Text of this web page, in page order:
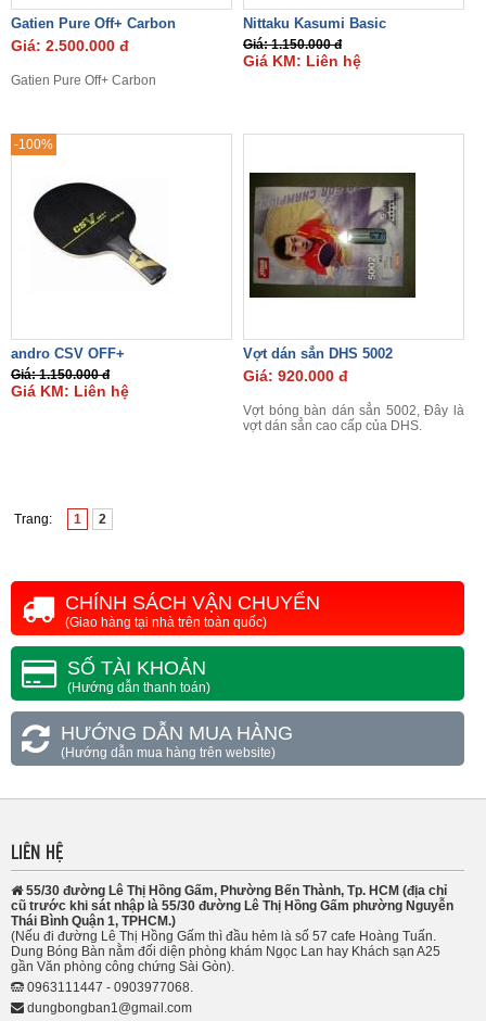
Gatien Pure Off+ Carbon
Giá: 2.500.000 đ
Gatien Pure Off+ Carbon
Nittaku Kasumi Basic
Giá: 1.150.000 đ
Giá KM: Liên hệ
-100%
andro CSV OFF+
Giá: 1.150.000 đ
Giá KM: Liên hệ
Vợt dán sẳn DHS 5002
Giá: 920.000 đ
Vợt bóng bàn dán sẳn 5002, Đây là
vợt dán sẳn cao cấp của DHS.
Trang: 1 2
CHÍNH SÁCH VẬN CHUYỂN
(Giao hàng tại nhà trên toàn quốc)
SỐ TÀI KHOẢN
(Hướng dẫn thanh toán)
HƯỚNG DẪN MUA HÀNG
(Hướng dẫn mua hàng trên website)
LIÊN HỆ
55/30 đường Lê Thị Hồng Gấm, Phường Bến Thành, Tp. HCM (địa chỉ
cũ trước khi sát nhập là 55/30 đường Lê Thị Hồng Gấm phường Nguyễn
Thái Bình Quận 1, TPHCM.)
(Nếu đi đường Lê Thị Hồng Gấm thì đầu hẻm là số 57 cafe Hoàng Tuấn.
Dung Bóng Bàn nằm đối diện phòng khám Ngọc Lan hay Khách sạn A25
gần Văn phòng công chứng Sài Gòn).
0963111447 - 0903977068.
dungbongban1@gmail.com